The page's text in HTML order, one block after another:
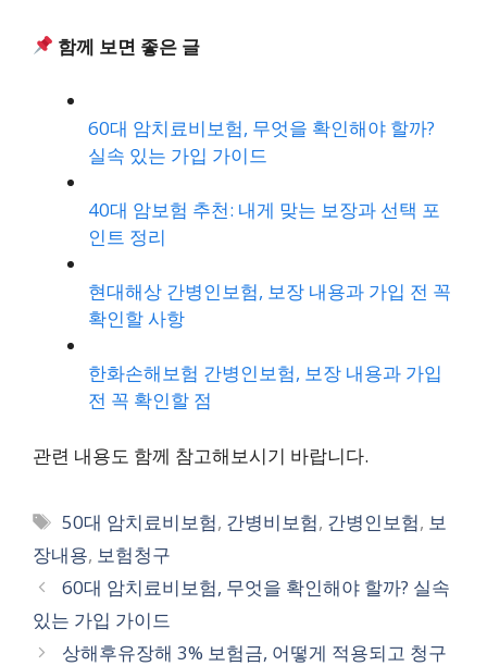
함께 보면 좋은 글
60대 암치료비보험, 무엇을 확인해야 할까?
실속 있는 가입 가이드
40대 암보험 추천: 내게 맞는 보장과 선택 포
인트 정리
현대해상 간병인보험, 보장 내용과 가입 전 꼭
확인할 사항
한화손해보험 간병인보험, 보장 내용과 가입
전 꼭 확인할 점
관련 내용도 함께 참고해보시기 바랍니다.
태
그
50대 암치료비보험, 간병비보험, 간병인보험, 보
장내용, 보험청구
60대 암치료비보험, 무엇을 확인해야 할까? 실속
있는 가입 가이드
상해후유장해 3% 보험금, 어떻게 적용되고 청구